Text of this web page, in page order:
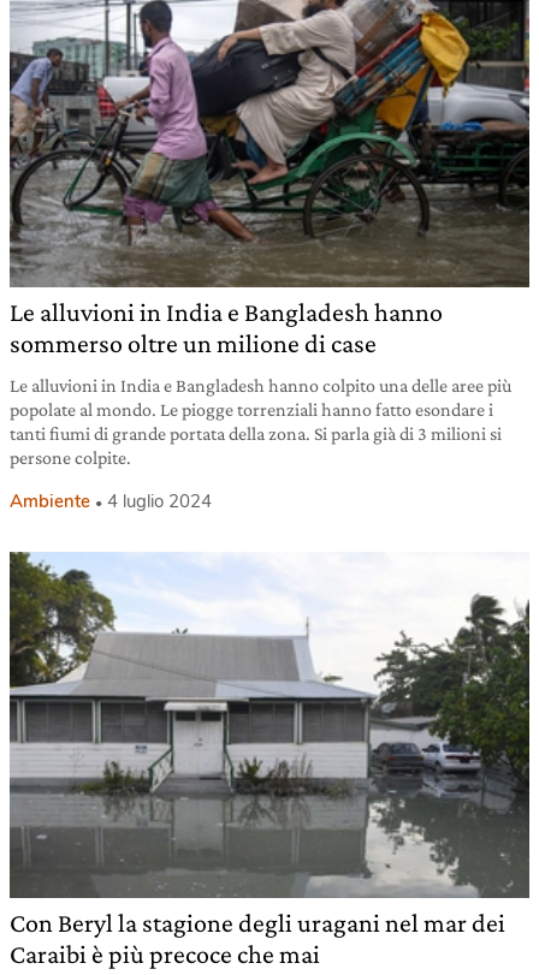
Le alluvioni in India e Bangladesh hanno
sommerso oltre un milione di case
Le alluvioni in India e Bangladesh hanno colpito una delle aree più
popolate al mondo. Le piogge torrenziali hanno fatto esondare i
tanti fiumi di grande portata della zona. Si parla già di 3 milioni si
persone colpite.
Ambiente 4 luglio 2024
Con Beryl la stagione degli uragani nel mar dei
Caraibi è più precoce che mai